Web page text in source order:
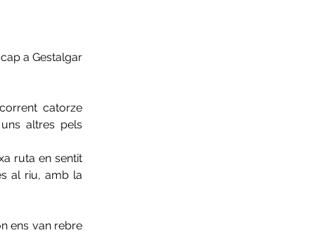
a Gestalgar
catorze
altres pels
ruta en sentit
al riu, amb la
ens van rebre